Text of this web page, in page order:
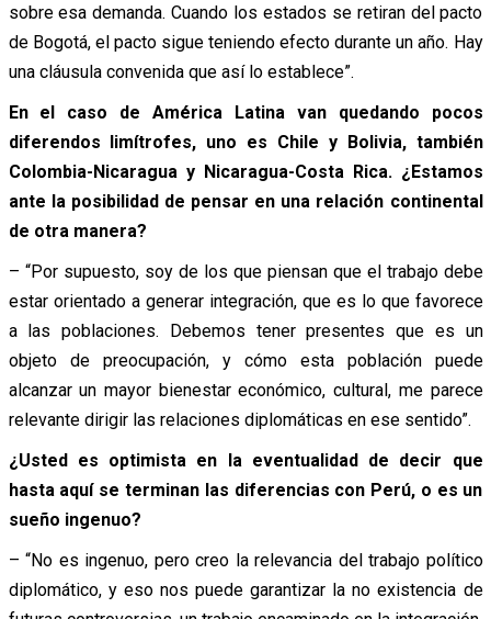
sobre esa demanda. Cuando los estados se retiran del pacto
de Bogotá, el pacto sigue teniendo efecto durante un año. Hay
una cláusula convenida que así lo establece”.
En el caso de América Latina van quedando pocos
diferendos limítrofes, uno es Chile y Bolivia, también
Colombia-Nicaragua y Nicaragua-Costa Rica. ¿Estamos
ante la posibilidad de pensar en una relación continental
de otra manera?
– “Por supuesto, soy de los que piensan que el trabajo debe
estar orientado a generar integración, que es lo que favorece
a las poblaciones. Debemos tener presentes que es un
objeto de preocupación, y cómo esta población puede
alcanzar un mayor bienestar económico, cultural, me parece
relevante dirigir las relaciones diplomáticas en ese sentido”.
¿Usted es optimista en la eventualidad de decir que
hasta aquí se terminan las diferencias con Perú, o es un
sueño ingenuo?
– “No es ingenuo, pero creo la relevancia del trabajo político
diplomático, y eso nos puede garantizar la no existencia de